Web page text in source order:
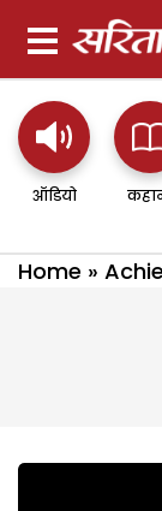
ऑडियो
Home »